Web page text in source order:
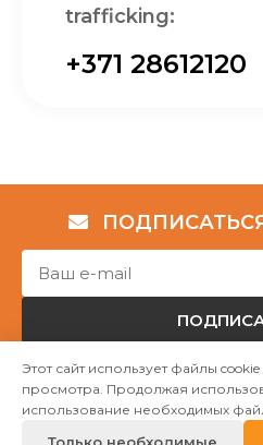
trafficking:
+371 28612120
Авторские права © НГО
Этот сайт использует файлы
просмотра. Продолжая
использование необходимых